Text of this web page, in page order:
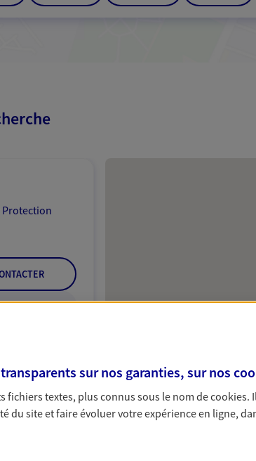
Protection
sur nos garanties, sur nos
fichiers textes, plus connus sous le nom decookies.
site et faire évoluer votre expérience en ligne,